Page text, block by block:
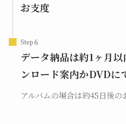
お支度
Step
データ納品は約1ヶ月
ンロード案内かDVDに
アルバムの場合は約45日後の